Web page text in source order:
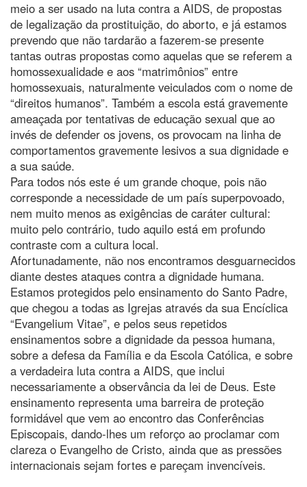
meio a ser usado na luta contra a AIDS, de propostas
de legalização da prostituição, do aborto, e já estamos
prevendo que não tardarão a fazerem-se presente
tantas outras propostas como aquelas que se referem a
homossexualidade e aos “matrimônios” entre
homossexuais, naturalmente veiculados com o nome de
“direitos humanos”. Também a escola está gravemente
ameaçada por tentativas de educação sexual que ao
invés de defender os jovens, os provocam na linha de
comportamentos gravemente lesivos a sua dignidade e
a sua saúde.
Para todos nós este é um grande choque, pois não
corresponde a necessidade de um país superpovoado,
nem muito menos as exigências de caráter cultural:
muito pelo contrário, tudo aquilo está em profundo
contraste com a cultura local.
Afortunadamente, não nos encontramos desguarnecidos
diante destes ataques contra a dignidade humana.
Estamos protegidos pelo ensinamento do Santo Padre,
que chegou a todas as Igrejas através da sua Encíclica
“Evangelium Vitae”, e pelos seus repetidos
ensinamentos sobre a dignidade da pessoa humana,
sobre a defesa da Família e da Escola Católica, e sobre
a verdadeira luta contra a AIDS, que inclui
necessariamente a observância da lei de Deus. Este
ensinamento representa uma barreira de proteção
formidável que vem ao encontro das Conferências
Episcopais, dando-lhes um reforço ao proclamar com
clareza o Evangelho de Cristo, ainda que as pressões
internacionais sejam fortes e pareçam invencíveis.